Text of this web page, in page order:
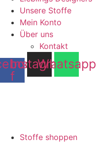
Unsere Stoffe
Mein Konto
Über uns
Kontakt
f
Instagram
Whatsapp
Stoffe shoppen